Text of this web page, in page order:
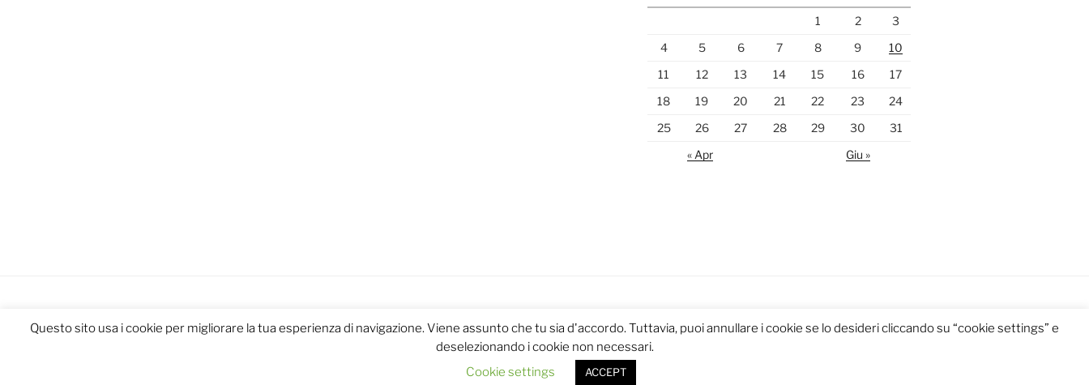
1 2
3
4
5 6 7 8 9
10
11
12 13 14 15 16
17
18
19 20 21 22 23
24
25
26 27 28 29 30
31
« Apr
Giu »
Questo sito usa i cookie per migliorare la tua esperienza di navigazione. Viene assunto che tu sia d'accordo. Tuttavia, puoi annullare i cookie se lo desideri cliccando su “cookie settings” e
deselezionando i cookie non necessari.
Cookie settings
ACCEPT